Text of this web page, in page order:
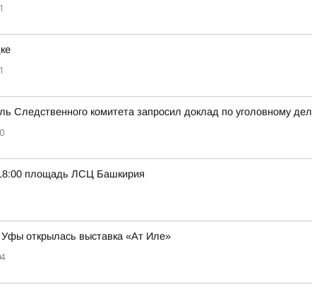
Следственного комитета запросил доклад по уголовному
18:00 площадь ЛСЦ Башкирия
открылась выставка «Ат Иле»